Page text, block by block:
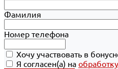
Фамилия
Номер телефона
Хочу участвовать в
Я согласен(а) на